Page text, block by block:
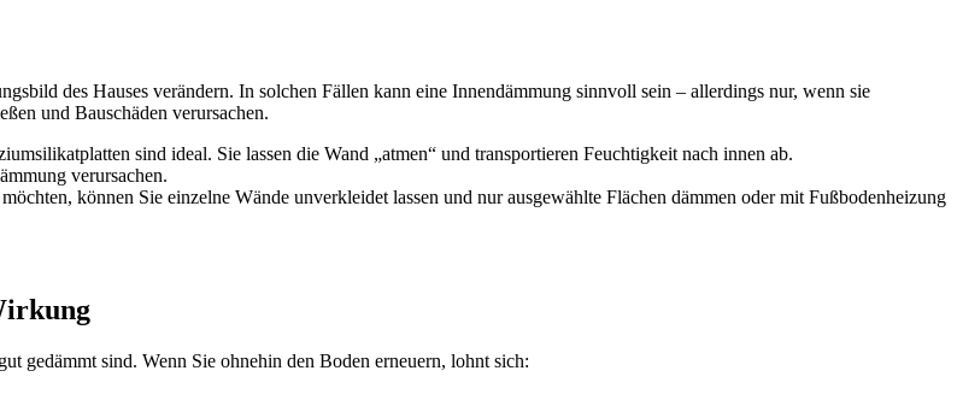
des Hauses verändern. In solchen Fällen kann eine Innendämmung sinnvoll sein – allerdings nur, wenn sie
und Bauschäden verursachen.
sind ideal. Sie lassen die Wand „atmen“ und transportieren Feuchtigkeit nach innen ab.
verursachen.
können Sie einzelne Wände unverkleidet lassen und nur ausgewählte Flächen dämmen oder mit Fußbodenheizung
gedämmt sind. Wenn Sie ohnehin den Boden erneuern, lohnt sich: